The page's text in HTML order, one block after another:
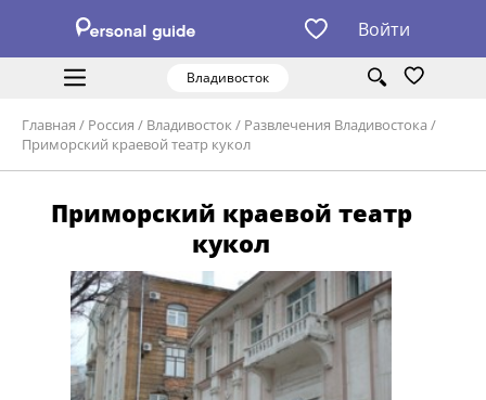
Войти
Владивосток
Главная / Россия / Владивосток / Развлечения Владивостока /
Приморский краевой театр кукол
Приморский краевой театр
кукол